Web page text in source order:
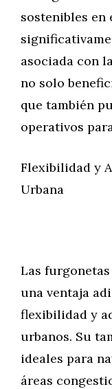
sostenibles en
asociada con
no solo
que también
operativos
Flexibilidad y
Urbana
Las
una ventaja
flexibilidad y
urbanos. Su
ideales para
áreas